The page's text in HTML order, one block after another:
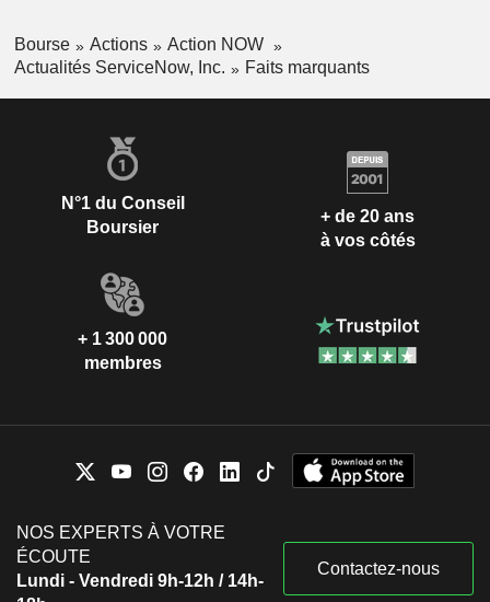
Bourse Actions
Action NOW
Actualités ServiceNow, Inc.
Faits marquants
N°1 du Conseil
Boursier
+ de 20 ans
à vos côtés
+ 1 300 000
membres
NOS EXPERTS À VOTRE
ÉCOUTE
Lundi - Vendredi 9h-12h / 14h-
Contactez-nous